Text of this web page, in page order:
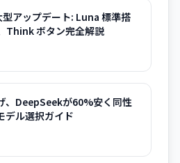
アップデート: Luna 標準搭
Think ボタン完全解説
、DeepSeekが60%安く同性
ル選択ガイド